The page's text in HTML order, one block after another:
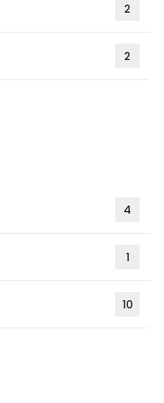
2
2
4
1
10